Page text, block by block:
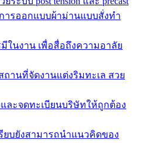
ารออกแบบผ้าม่านแบบสั่งทำ
ในงาน เพื่อสื่อถึงความอาลัย
สถานที่จัดงานแต่งริมทะเล สวย
ละจดทะเบียนบริษัทให้ถูกต้อง
ยบยังสามารถนำแนวคิดของ